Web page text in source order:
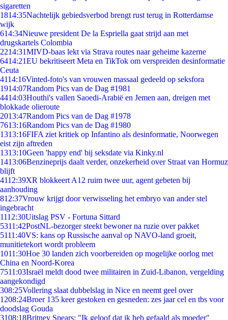
sigaretten
1814:35Nachtelijk gebiedsverbod brengt rust terug in Rotterdamse
wijk
614:34Nieuwe president De la Espriella gaat strijd aan met
drugskartels Colombia
2214:31MIVD-baas lekt via Strava routes naar geheime kazerne
6414:21EU bekritiseert Meta en TikTok om verspreiden desinformatie
Ceuta
4114:16Vinted-foto's van vrouwen massaal gedeeld op seksfora
1914:07Random Pics van de Dag #1981
4414:03Houthi's vallen Saoedi-Arabië en Jemen aan, dreigen met
blokkade olieroute
2013:47Random Pics van de Dag #1978
7613:16Random Pics van de Dag #1980
1313:16FIFA ziet kritiek op Infantino als desinformatie, Noorwegen
eist zijn aftreden
1313:10Geen 'happy end' bij seksdate via Kinky.nl
1413:06Benzineprijs daalt verder, onzekerheid over Straat van Hormuz
blijft
4112:39XR blokkeert A12 ruim twee uur, agent gebeten bij
aanhouding
812:37Vrouw krijgt door verwisseling het embryo van ander stel
ingebracht
1112:30Uitslag PSV - Fortuna Sittard
5311:42PostNL-bezorger steekt bewoner na ruzie over pakket
5111:40VS: kans op Russische aanval op NAVO-land groeit,
munitietekort wordt probleem
1011:30Hoe 30 landen zich voorbereiden op mogelijke oorlog met
China en Noord-Korea
7511:03Israël meldt dood twee militairen in Zuid-Libanon, vergelding
aangekondigd
308:25Vollering slaat dubbelslag in Nice en neemt geel over
1208:24Broer 135 keer gestoken en gesneden: zes jaar cel en tbs voor
doodslag Gouda
3108:18Britney Spears: "Ik geloof dat ik heb gefaald als moeder"